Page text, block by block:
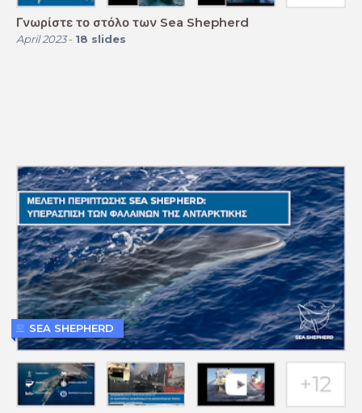
Γνωρίστε το στόλο των Sea Shepherd
April 2023- 18 slides
SEA SHEPHERD